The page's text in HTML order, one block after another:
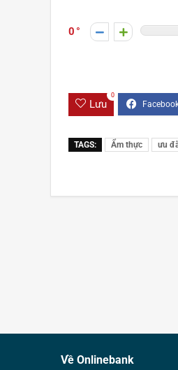
0
Lưu
0
TAGS: Ẩm thực ưu
Về Onlinebank